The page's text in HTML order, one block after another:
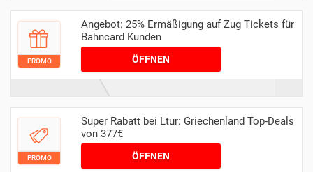
PROMO
Angebot: 25% Ermäßigung auf Zug Tickets für
Bahncard Kunden
ÖFFNEN
PROMO
Super Rabatt bei Ltur: Griechenland Top-Deals
von 377€
ÖFFNEN